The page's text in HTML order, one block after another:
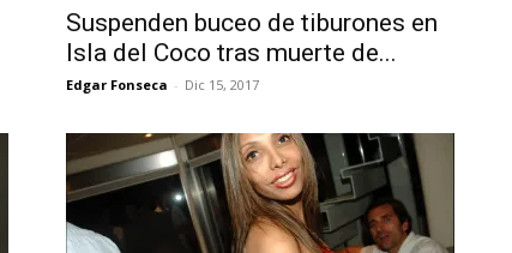
Suspenden buceo de tiburones en
Isla del Coco tras muerte de...
Edgar Fonseca - Dic 15, 2017